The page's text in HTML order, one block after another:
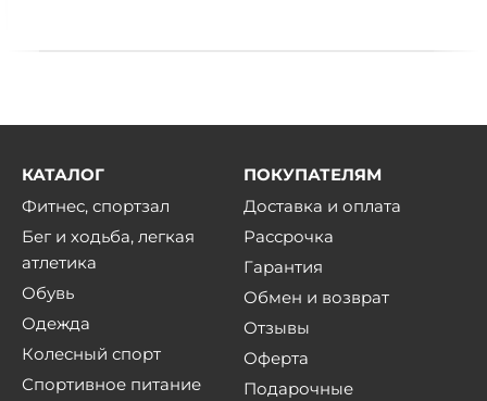
КАТАЛОГ
Фитнес, спортзал
Бег и ходьба, легкая
атлетика
Обувь
Одежда
Колесный спорт
Спортивное питание
ПОКУПАТЕЛЯМ
Доставка и оплата
Рассрочка
Гарантия
Обмен и возврат
Отзывы
Оферта
Подарочные